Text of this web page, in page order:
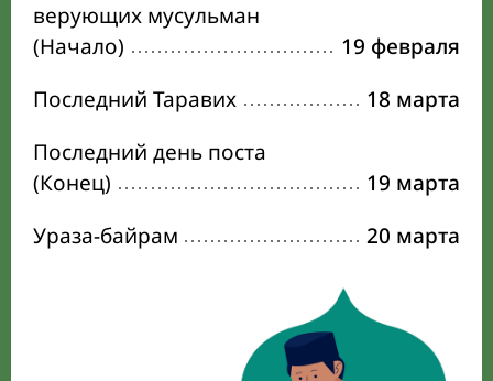
верующих мусульман
(Начало)
19 февраля
Последний Таравих
18 марта
Последний день поста
(Конец)
19 марта
Ураза-байрам
20 марта